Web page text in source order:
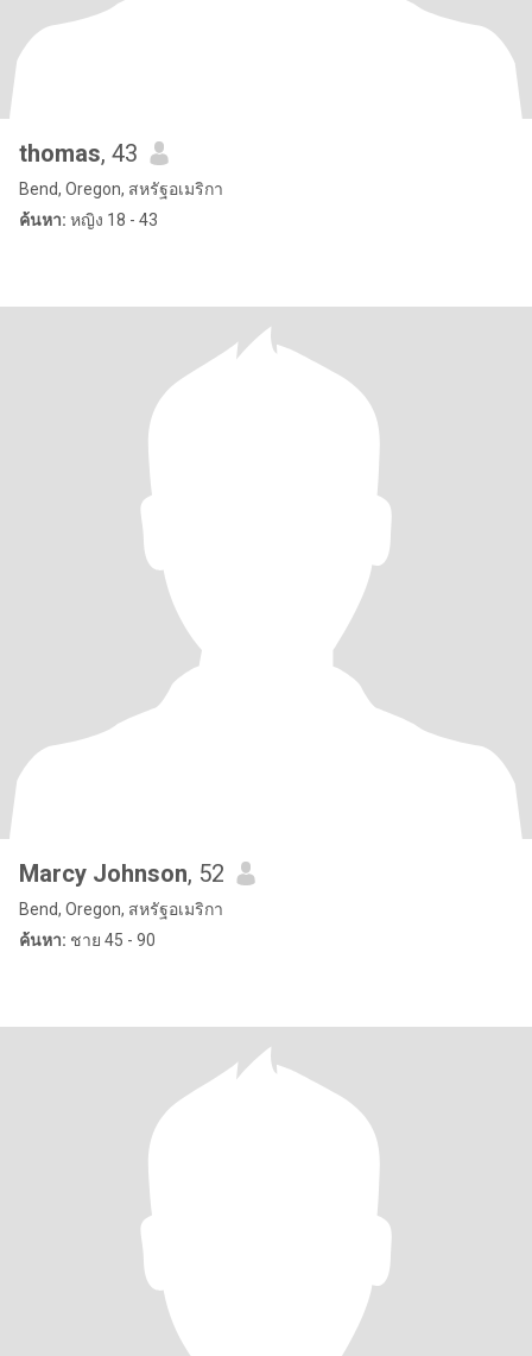
thomas, 43
Bend, Oregon, สหรัฐอเมริกา
ค้นหา: หญิง 18 - 43
Marcy Johnson, 52
Bend, Oregon, สหรัฐอเมริกา
ค้นหา: ชาย 45 - 90